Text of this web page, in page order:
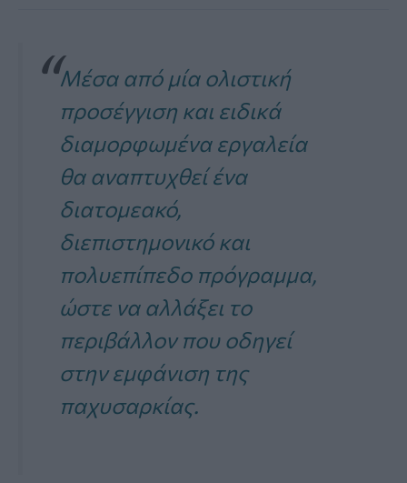
Μέσα από μία ολιστική
προσέγγιση και ειδικά
διαμορφωμένα εργαλεία
θα αναπτυχθεί ένα
διατομεακό,
διεπιστημονικό και
πολυεπίπεδο πρόγραμμα,
ώστε να αλλάξει το
περιβάλλον που οδηγεί
στην εμφάνιση της
παχυσαρκίας.